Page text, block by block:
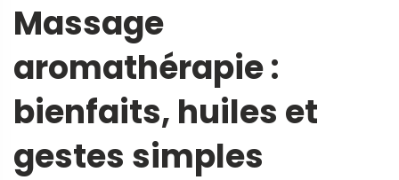
Massage
aromathérapie :
bienfaits, huiles et
gestes simples